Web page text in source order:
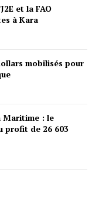
et la FAO
à Kara
mobilisés pour
Maritime : le
profit de 26 603